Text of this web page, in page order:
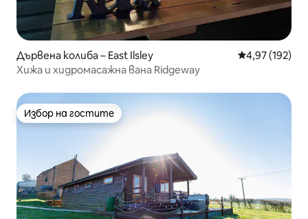
Дървена колиба – East Ilsley Средна
4,97 (192)
Хижа и хидромасажна вана Ridgeway
Избор на гостите
Избор на гостите